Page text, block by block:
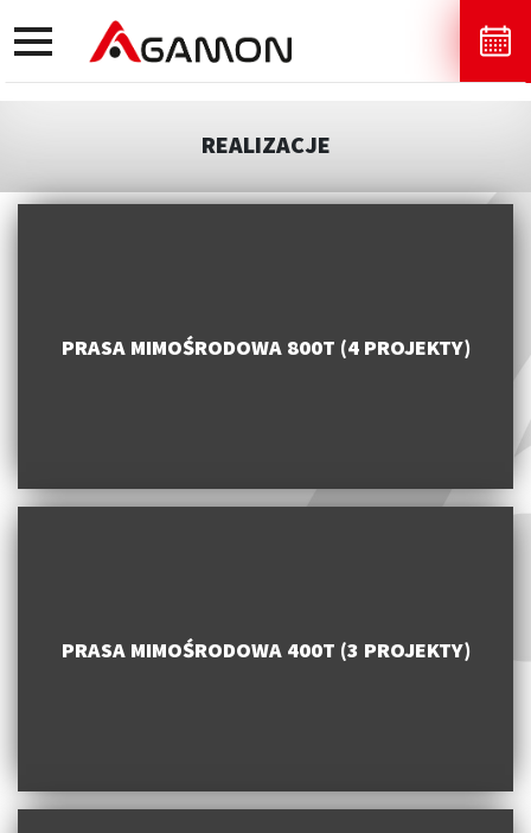
toggle
navigation
REALIZACJE
PRASA MIMOŚRODOWA 800T (4 PROJEKTY)
PRASA MIMOŚRODOWA 400T (3 PROJEKTY)